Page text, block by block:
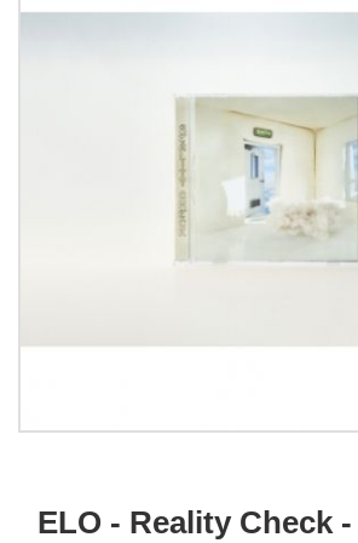
ELO - Reality Check